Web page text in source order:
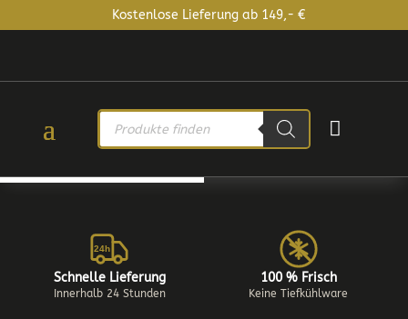
Kostenlose Lieferung ab 149,- €
PRODUCTS
SEARCH

24h
Schnelle Lieferung
Innerhalb 24 Stunden
100 % Frisch
Keine Tiefkühlware